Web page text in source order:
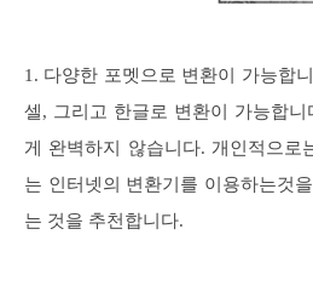
1. 다양한 포멧으로 변환이 가능합
셀, 그리고 한글로 변환이 가능합
게 완벽하지 않습니다. 개인적으로
는 인터넷의 변환기를 이용하는것
는 것을 추천합니다.